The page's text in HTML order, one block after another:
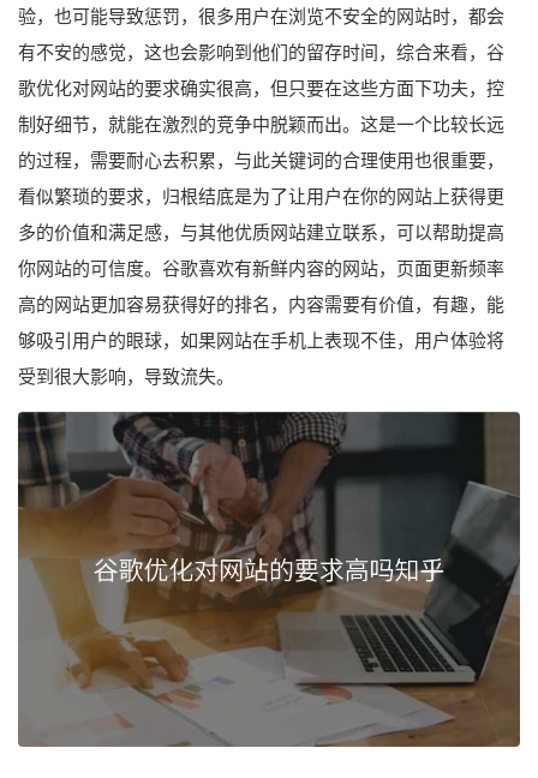
验，也可能导致惩罚，很多用户在浏览不安全的网站时，都会
有不安的感觉，这也会影响到他们的留存时间，综合来看，谷
歌优化对网站的要求确实很高，但只要在这些方面下功夫，控
制好细节，就能在激烈的竞争中脱颖而出。这是一个比较长远
的过程，需要耐心去积累，与此关键词的合理使用也很重要，
看似繁琐的要求，归根结底是为了让用户在你的网站上获得更
多的价值和满足感，与其他优质网站建立联系，可以帮助提高
你网站的可信度。谷歌喜欢有新鲜内容的网站，页面更新频率
高的网站更加容易获得好的排名，内容需要有价值，有趣，能
够吸引用户的眼球，如果网站在手机上表现不佳，用户体验将
受到很大影响，导致流失。